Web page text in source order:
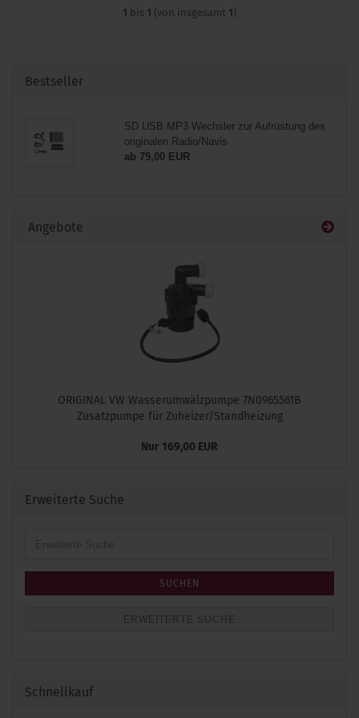
1 bis 1 (von insgesamt 1)
Bestseller
SD USB MP3 Wechsler zur Aufrüstung des
originalen Radio/Navis
ab 79,00 EUR
Angebote
ORIGINAL VW Wasserumwälzpumpe 7N0965561B
Zusatzpumpe für Zuheizer/Standheizung
Nur 169,00 EUR
Erweiterte Suche
SUCHEN
ERWEITERTE SUCHE
Schnellkauf